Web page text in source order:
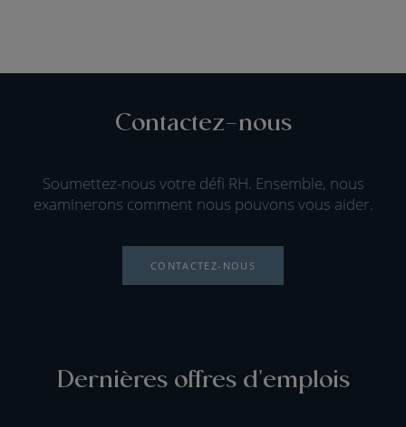
Contactez-nous
Soumettez-nous votre défi RH. Ensemble, nous
examinerons comment nous pouvons vous aider.
CONTACTEZ-NOUS
Dernières offres d'emplois